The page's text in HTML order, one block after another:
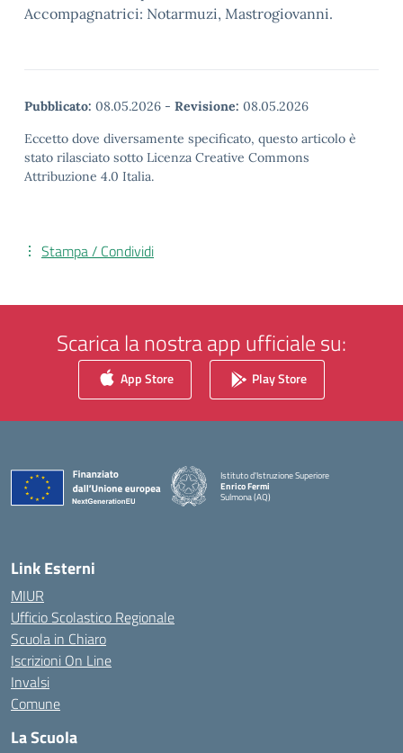
Accompagnatrici: Notarmuzi, Mastrogiovanni.
Pubblicato: 08.05.2026 - Revisione: 08.05.2026
Eccetto dove diversamente specificato, questo articolo è
stato rilasciato sotto Licenza Creative Commons
Attribuzione 4.0 Italia.
Stampa / Condividi
Scarica la nostra app ufficiale su:
App Store Play Store
Istituto d'Istruzione Superiore
Enrico Fermi
Sulmona (AQ)
— Visita la pagina iniziale della scuola
Link Esterni
MIUR
Ufficio Scolastico Regionale
Scuola in Chiaro
Iscrizioni On Line
Invalsi
Comune
La Scuola